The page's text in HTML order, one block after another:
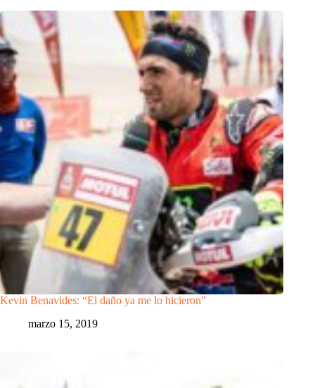
Kevin Benavides: “El daño ya me lo hicieron”
marzo 15, 2019